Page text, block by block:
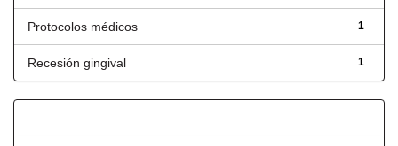
1
Protocolos médicos
1
Recesión gingival